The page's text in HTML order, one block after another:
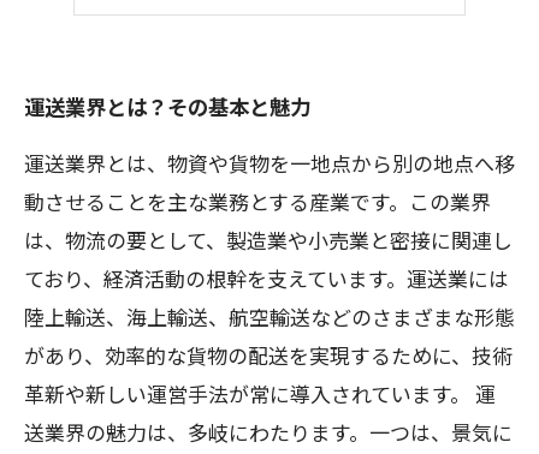
仲間と共に成長するチャンス
運送業界とは？その基本と魅力
運送業界とは、物資や貨物を一地点から別の地点へ移
動させることを主な業務とする産業です。この業界
は、物流の要として、製造業や小売業と密接に関連し
ており、経済活動の根幹を支えています。運送業には
陸上輸送、海上輸送、航空輸送などのさまざまな形態
があり、効率的な貨物の配送を実現するために、技術
革新や新しい運営手法が常に導入されています。 運
送業界の魅力は、多岐にわたります。一つは、景気に